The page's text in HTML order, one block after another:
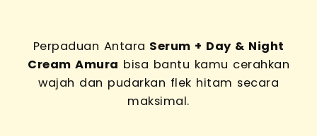
Perpaduan Antara Serum + Day & Night
Cream Amura bisa bantu kamu cerahkan
wajah dan pudarkan flek hitam secara
maksimal.